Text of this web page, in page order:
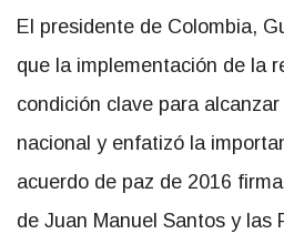
El presidente de Colombia,
que la implementación de la
condición clave para
nacional y enfatizó la
acuerdo de paz de 2016
de Juan Manuel Santos y las